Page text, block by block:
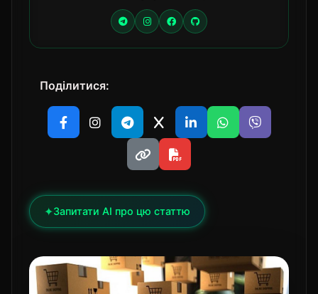
Поділитися:
✦Запитати AI про цю статтю